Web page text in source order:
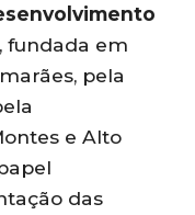
fundada em
pela
e Alto
das